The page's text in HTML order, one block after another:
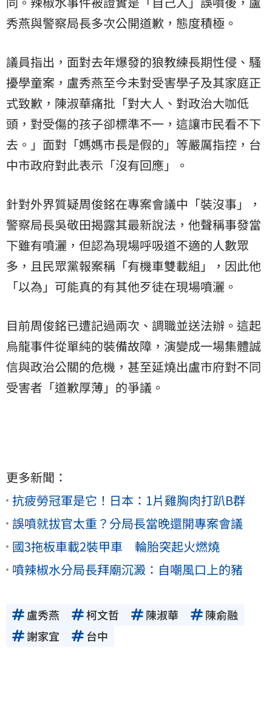
秀燕與警察局長多次公開道歉，態度積極。
議員指出，面對去年爆發的狼教練長期性侵、騷
擾學童案，盧秀燕至今未對受害學子及其家庭正
式致歉，陳淑華痛批「對大人、對政治大咖低
頭，對受傷的孩子卻標準不一，這讓市民看不下
去。」面對「媽媽市長是假的」等嚴厲指控，台
中市政府對此表示「沒有回應」。
針對外界質疑周俊銘在專案會議中「裝沒事」，
警察局長吳敬田揭露其最新說法，他聲稱事發當
下雖有噴灑，但認為現場呼吸道不適的人數眾
多，且民眾黨報案稱「有機車雙載組」，因此他
「以為」可能真的有其他歹徒在現場噴灑。
目前周俊銘已遭記過兩次、調職並送法辦。這起
烏龍事件從單純的裝備故障，演變成一場集體誠
信與政治公關的危機，甚至延燒出盧市府對不同
受害者「道歉厚薄」的爭議。
更多新聞：
抗疲勞冠軍是它！日本：1片雞胸肉打趴B群
誤噴就拔官太重？分局長當晚還開專案會議
國3拖板車載2裝甲車 輪胎突起火燃燒
噴辣椒水分局長拜廟沉澱：自嘲風口上的豬
盧秀燕 柯文哲 陳淑華
陳俞融
謝家宜
台中